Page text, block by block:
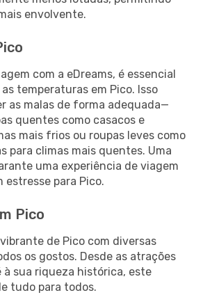
envolvente.
com a eDreams, é essencial
temperaturas em Pico. Isso
as malas de forma adequada—
quentes como casacos e
mais frios ou roupas leves como
para climas mais quentes. Uma
uma experiência de viagem
para Pico.
Pico
de Pico com diversas
os gostos. Desde as atrações
à sua riqueza histórica, este
tudo para todos.